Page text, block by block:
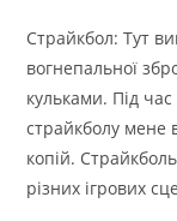
Страйкбол: Тут
вогнепальної
кульками. Під
страйкболу мене
копій.
різних ігрових